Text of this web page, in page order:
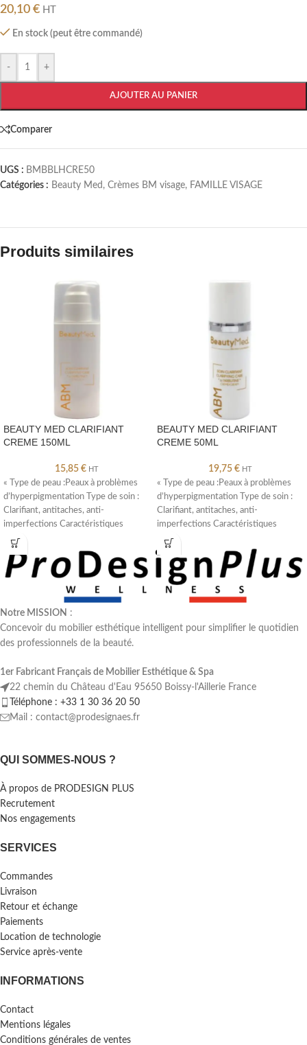
20,10 € HT
En stock (peut être commandé)
- +
AJOUTER AU PANIER
Comparer
UGS : BMBBLHCRE50
Catégories : Beauty Med , Crèmes BM visage, FAMILLE VISAGE
Produits similaires
BEAUTY MED CLARIFIANT
CREME 150ML
15,85 € HT
« Type de peau :Peaux à problèmes
d’hyperpigmentation Type de soin :
Clarifiant, antitaches, anti-
imperfections Caractéristiques
:Apporte des effets clarifiants
BEAUTY MED CLARIFIANT
CREME 50ML
19,75 € HT
« Type de peau :Peaux à problèmes
d’hyperpigmentation Type de soin :
Clarifiant, antitaches, anti-
imperfections Caractéristiques
:Apporte des effets clarifiants
Notre MISSION :
Concevoir du mobilier esthétique intelligent pour simplifier le quotidien
des professionnels de la beauté.
1er Fabricant Français de Mobilier Esthétique & Spa
22 chemin du Château d'Eau 95650 Boissy-l'Aillerie France
Téléphone : +33 1 30 36 20 50
Mail : contact@prodesignaes.fr
QUI SOMMES-NOUS ?
À propos de PRODESIGN PLUS
Recrutement
Nos engagements
SERVICES
Commandes
Livraison
Retour et échange
Paiements
Location de technologie
Service après-vente
INFORMATIONS
Contact
Mentions légales
Conditions générales de ventes